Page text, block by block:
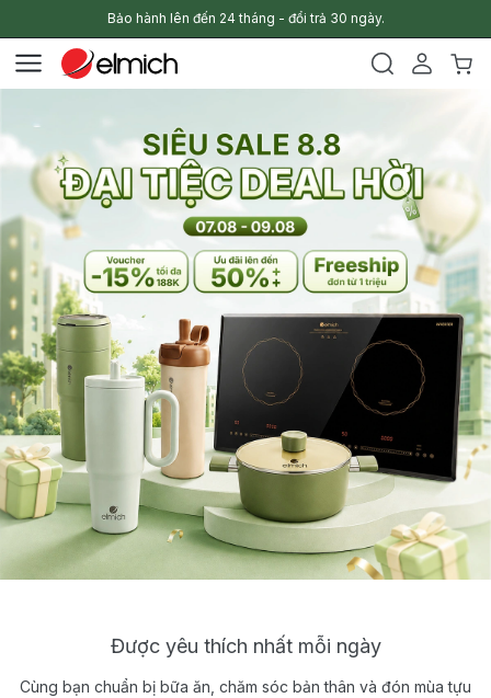
Bảo hành lên đến 24 tháng - đổi trả 30 ngày.
Được yêu thích nhất mỗi ngày
Cùng bạn chuẩn bị bữa ăn, chăm sóc bản thân và đón mùa tựu